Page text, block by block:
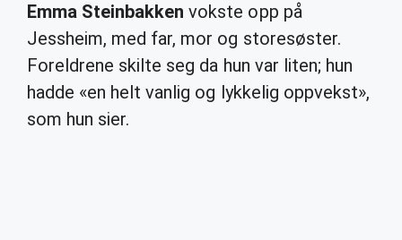
Emma Steinbakken vokste opp på
Jessheim, med far, mor og storesøster.
Foreldrene skilte seg da hun var liten; hun
hadde «en helt vanlig og lykkelig oppvekst»,
som hun sier.